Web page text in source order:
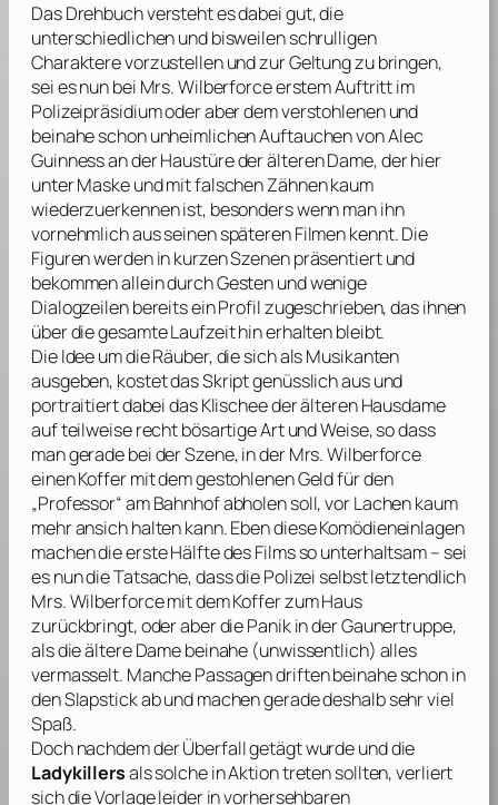
Das Drehbuch versteht es dabei gut, die
unterschiedlichen und bisweilen schrulligen
Charaktere vorzustellen und zur Geltung zu bringen,
sei es nun bei Mrs. Wilberforce erstem Auftritt im
Polizeipräsidium oder aber dem verstohlenen und
beinahe schon unheimlichen Auftauchen vonAlec
Guinnessan der Haustüre der älteren Dame, der hier
unter Maske und mit falschen Zähnen kaum
wiederzuerkennen ist, besonders wenn man ihn
vornehmlich aus seinen späteren Filmen kennt. Die
Figuren werden in kurzen Szenen präsentiert und
bekommen allein durch Gesten und wenige
Dialogzeilen bereits ein Profil zugeschrieben, das ihnen
über die gesamte Laufzeit hin erhalten bleibt.
Die Idee um die Räuber, die sich als Musikanten
ausgeben, kostet das Skript genüsslich aus und
portraitiert dabei das Klischee der älteren Hausdame
auf teilweise recht bösartige Art und Weise, so dass
man gerade bei der Szene, in der Mrs. Wilberforce
einen Koffer mit dem gestohlenen Geld für den
„Professor“ am Bahnhof abholen soll, vor Lachen kaum
mehr ansich halten kann. Eben diese Komödieneinlagen
machen die erste Hälfte des Films so unterhaltsam – sei
es nun die Tatsache, dass die Polizei selbst letztendlich
Mrs. Wilberforce mit dem Koffer zum Haus
zurückbringt, oder aber die Panik in der Gaunertruppe,
als die ältere Dame beinahe (unwissentlich) alles
vermasselt. Manche Passagen driften beinahe schon in
den Slapstick ab und machen gerade deshalb sehr viel
Spaß.
Doch nachdem der Überfall getägt wurde und die
Ladykillersals solche in Aktion treten sollten, verliert
sich die Vorlage leider in vorhersehbaren